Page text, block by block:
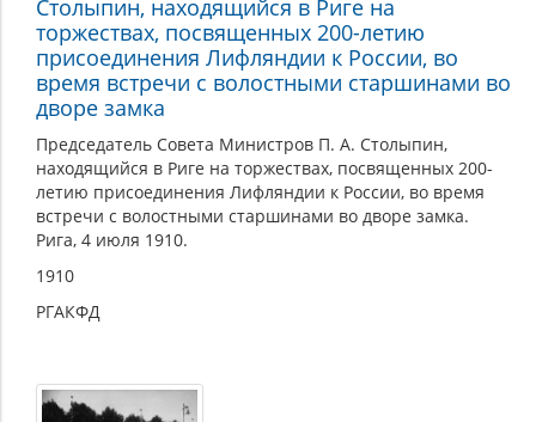
Столыпин, находящийся в Риге на
торжествах, посвященных 200-летию
присоединения Лифляндии к России, во
время встречи с волостными старшинами во
дворе замка
Председатель Совета Министров П. А. Столыпин,
находящийся в Риге на торжествах, посвященных 200-
летию присоединения Лифляндии к России, во время
встречи с волостными старшинами во дворе замка.
Рига, 4 июля 1910.
1910
РГАКФД